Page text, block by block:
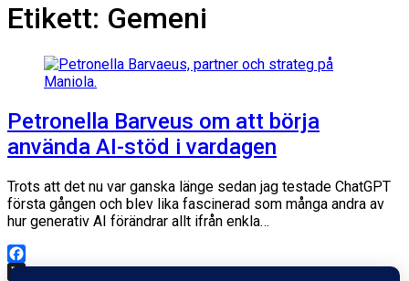
Etikett: Gemeni
Petronella Barveus om att börja
använda AI-stöd i vardagen
Trots att det nu var ganska länge sedan jag testade ChatGPT
första gången och blev lika fascinerad som många andra av
hur generativ AI förändrar allt ifrån enkla…
Facebook